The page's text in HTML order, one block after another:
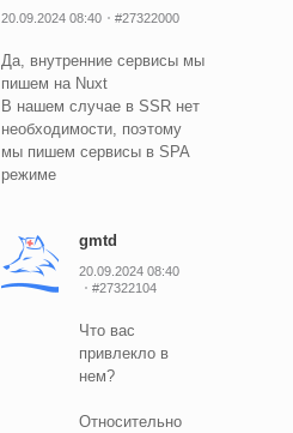
20.09.2024 08:40 #27322000
Да, внутренние сервисы мы
пишем на Nuxt
В нашем случае в SSR нет
необходимости, поэтому
мы пишем сервисы в SPA
режиме
gmtd
20.09.2024 08:40
#27322104
Что вас
привлекло в
нем?
Относительно